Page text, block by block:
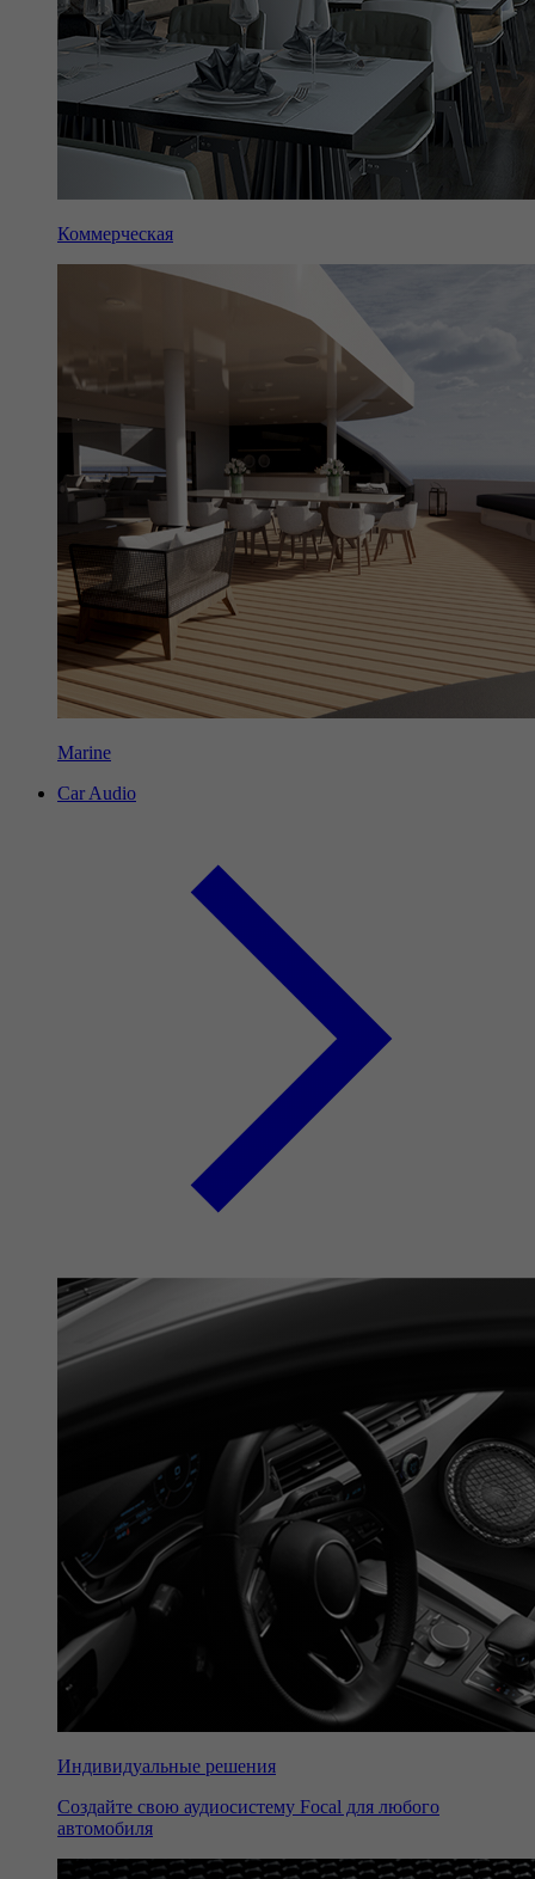
Коммерческая
Marine
Car Audio
Индивидуальные решения
Создайте свою аудиосистему Focal для любого
автомобиля